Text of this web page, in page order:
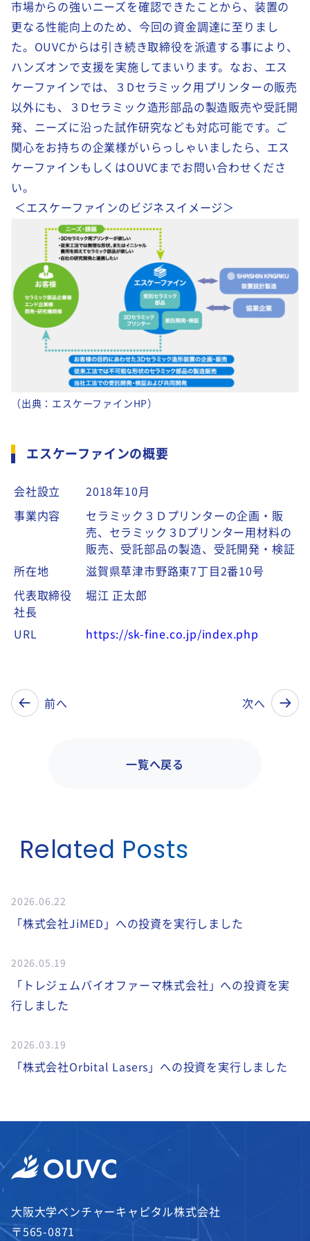
市場からの強いニーズを確認できたことから、装置の
更なる性能向上のため、今回の資金調達に至りまし
た。OUVCからは引き続き取締役を派遣する事により、
ハンズオンで支援を実施してまいります。なお、エス
ケーファインでは、３Dセラミック用プリンターの販売
以外にも、３Dセラミック造形部品の製造販売や受託開
発、ニーズに沿った試作研究なども対応可能です。ご
関心をお持ちの企業様がいらっしゃいましたら、エス
ケーファインもしくはOUVCまでお問い合わせくださ
い。
＜エスケーファインのビジネスイメージ＞
（出典：エスケーファインHP）
エスケーファインの概要
会社設立
2018年10月
事業内容
セラミック３Ｄプリンターの企画・販
売、セラミック３Dプリンター用材料の
販売、受託部品の製造、受託開発・検証
所在地
滋賀県草津市野路東7丁目2番10号
代表取締役
社長
堀江 正太郎
URL https://sk-fine.co.jp/index.php
前へ
一覧へ戻る
次へ
Related Posts
2026.06.22
「株式会社JiMED」への投資を実行しました
2026.05.19
「トレジェムバイオファーマ株式会社」への投資を実
行しました
2026.03.19
「株式会社Orbital Lasers」への投資を実行しました
大阪大学ベンチャーキャピタル株式会社
〒565-0871